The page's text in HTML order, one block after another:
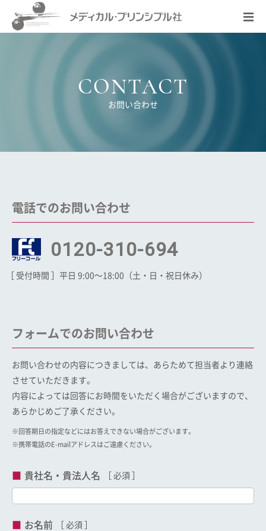
CONTACT
お問い合わせ
電話でのお問い合わせ
0120-310-694
［ 受付時間 ］平日 9:00〜18:00（土・日・祝日休み）
フォームでのお問い合わせ
お問い合わせの内容につきましては、あらためて担当者より連絡
させていただきます。
内容によっては回答にお時間をいただく場合がございますので、
あらかじめご了承ください。
※回答期日の指定などにはお答えできない場合がございます。
※携帯電話のE-mailアドレスはご遠慮ください。
貴社名・貴法人名
お名前